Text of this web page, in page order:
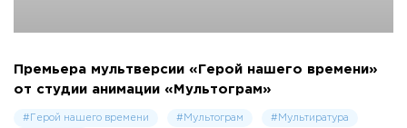
Премьера мультверсии «Герой нашего времени»
от студии анимации «Мультограм»
#Герой нашего времени #Мультограм
#Муль­ти­рату­ра